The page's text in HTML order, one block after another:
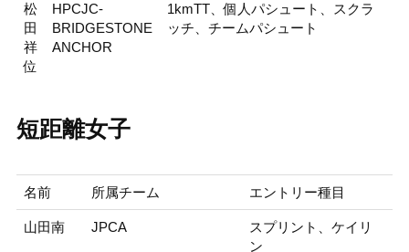
松
田
祥
位
HPCJC-
BRIDGESTONE
ANCHOR
1kmTT、個人パシュート、スクラ
ッチ、チームパシュート
短距離女子
名前 所属チーム エントリー種目
山田南 JPCA
スプリント、ケイリ
ン